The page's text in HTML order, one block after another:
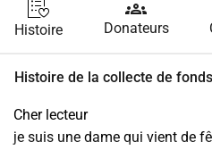
Histoire
groups
Donateurs
Histoire de la collecte de fonds
Cher lecteur
je suis une dame qui vient de